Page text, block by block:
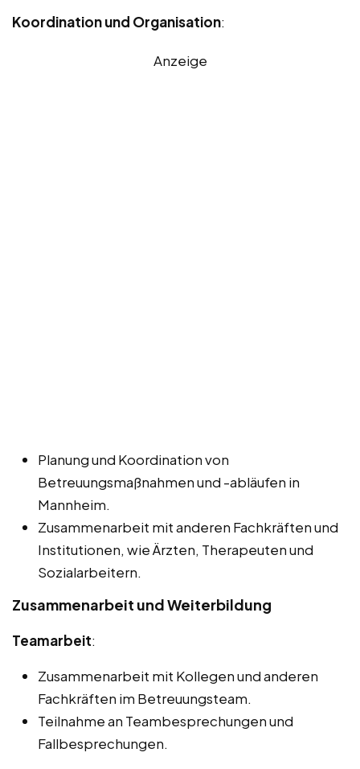
Koordination und Organisation:
Anzeige
Planung und Koordination von
Betreuungsmaßnahmen und -abläufen in
Mannheim.
Zusammenarbeit mit anderen Fachkräften und
Institutionen, wie Ärzten, Therapeuten und
Sozialarbeitern.
Zusammenarbeit und Weiterbildung
Teamarbeit:
Zusammenarbeit mit Kollegen und anderen
Fachkräften im Betreuungsteam.
Teilnahme an Teambesprechungen und
Fallbesprechungen.